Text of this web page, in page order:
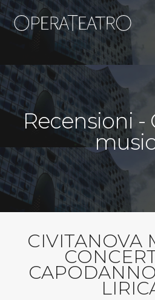
Recensioni -
CIVITANOVA